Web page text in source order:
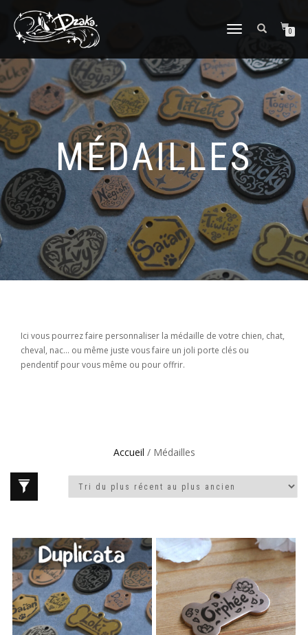
DÉPLIER/REPLIER
0
MÉDAILLES
Ici vous pourrez faire personnaliser la médaille de votre chien, chat,
cheval, nac… ou même juste vous faire un joli porte clés ou
pendentif pour vous même ou pour offrir.
Accueil / Médailles